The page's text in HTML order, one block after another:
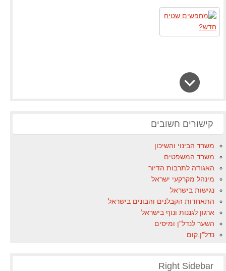
קישורים חשובים
משרד הבינוי והשיכון
משרד המשפטים
האגודה לתרבות הדיור
מינהל מקרקעי ישראל
נגישות בישראל
התאחדות הקבלנים והבונים בישראל
ארגון לגננות ונוף בישראל
השער לנדל"ן ומיסים
נדל"ן.קום
Right Sidebar